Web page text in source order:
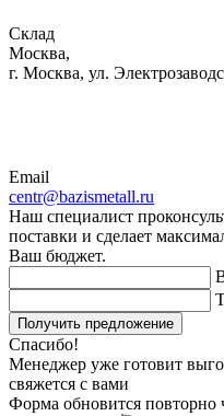
Склад
Москва,
г. Москва, ул.
Email
centr@bazismetall.ru
Наш специалист
поставки и сделает
Ваш бюджет.
Получить предложение
Спасибо!
Менеджер уже готовит
свяжется с вами
Форма обновится повторно